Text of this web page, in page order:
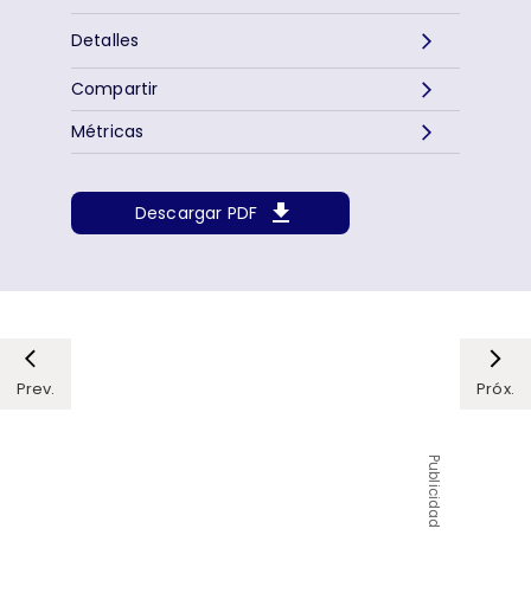
Detalles
Descargar PDF
Métricas
Compartir
Prev. Próx.
Publicidad